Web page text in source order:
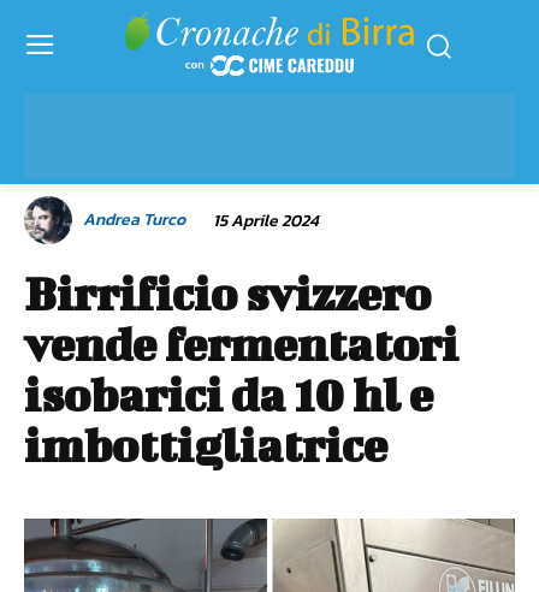
Andrea Turco 15 Aprile 2024
Birrificio svizzero
vende fermentatori
isobarici da 10 hl e
imbottigliatrice